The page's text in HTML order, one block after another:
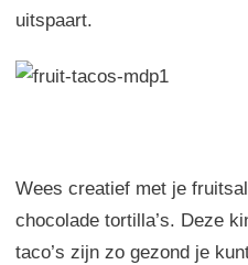
uitspaart.
Wees creatief met je
chocolade tortilla’s. Deze
taco’s zijn zo gezond je